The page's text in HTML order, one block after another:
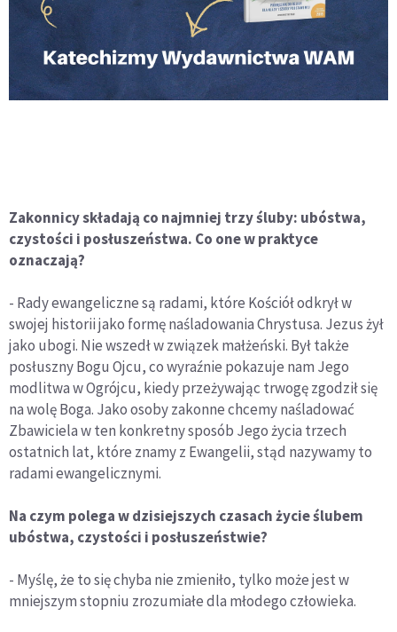
Zakonnicy składają co najmniej trzy śluby: ubóstwa,
czystości i posłuszeństwa. Co one w praktyce
oznaczają?
- Rady ewangeliczne są radami, które Kościół odkrył w
swojej historii jako formę naśladowania Chrystusa. Jezus żył
jako ubogi. Nie wszedł w związek małżeński. Był także
posłuszny Bogu Ojcu, co wyraźnie pokazuje nam Jego
modlitwa w Ogrójcu, kiedy przeżywając trwogę zgodził się
na wolę Boga. Jako osoby zakonne chcemy naśladować
Zbawiciela w ten konkretny sposób Jego życia trzech
ostatnich lat, które znamy z Ewangelii, stąd nazywamy to
radami ewangelicznymi.
Na czym polega w dzisiejszych czasach życie ślubem
ubóstwa, czystości i posłuszeństwie?
- Myślę, że to się chyba nie zmieniło, tylko może jest w
mniejszym stopniu zrozumiałe dla młodego człowieka.